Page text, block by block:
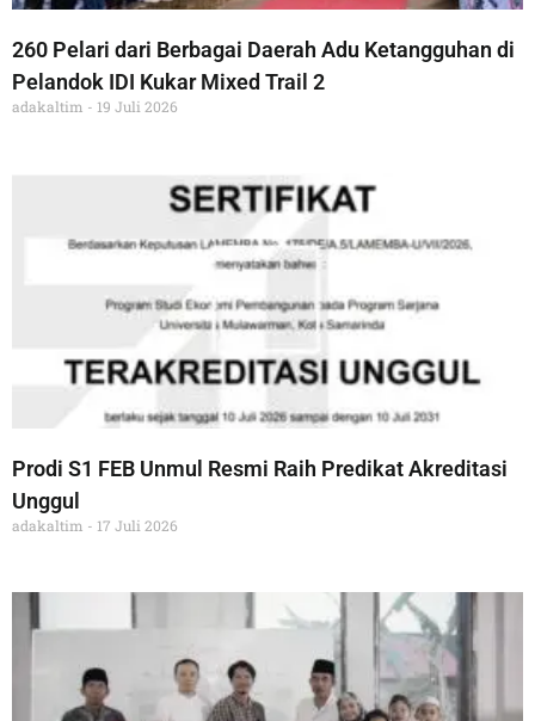
260 Pelari dari Berbagai Daerah Adu Ketangguhan di
Pelandok IDI Kukar Mixed Trail 2
adakaltim 19 Juli 2026
Prodi S1 FEB Unmul Resmi Raih Predikat Akreditasi
Unggul
adakaltim 17 Juli 2026